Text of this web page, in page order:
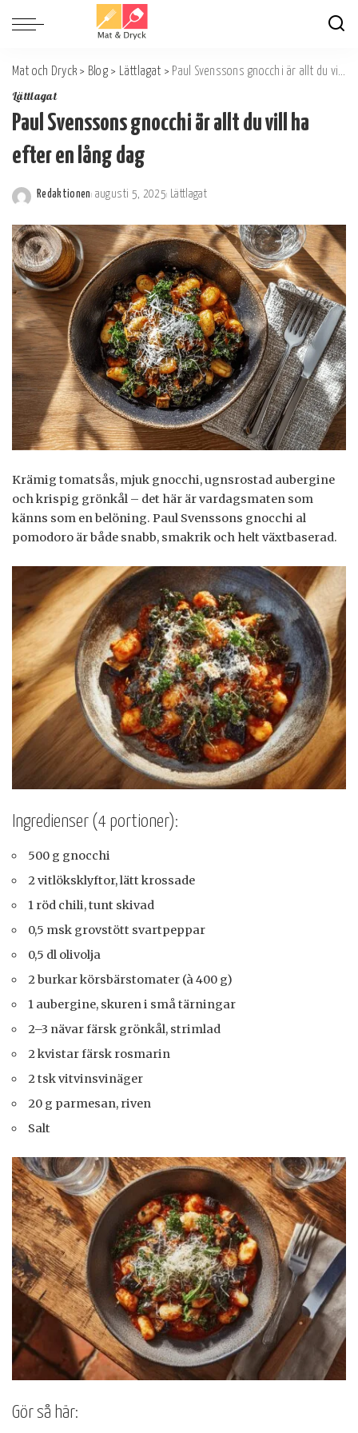
Mat och Dryck > Blog> Lättlagat > Paul Svenssons gnocchi är allt du vill ha efter en lång dag
Lättlagat
Paul Svenssons gnocchi är allt du vill ha
efter en lång dag
av
Redaktionen augusti 5, 2025 Lättlagat
Krämig tomatsås, mjuk gnocchi, ugnsrostad aubergine
och krispig grönkål – det här är vardagsmaten som
känns som en belöning. Paul Svenssons gnocchi al
pomodoro är både snabb, smakrik och helt växtbaserad.
Ingredienser (4 portioner):
500 g gnocchi
2 vitlöksklyftor, lätt krossade
1 röd chili, tunt skivad
0,5 msk grovstött svartpeppar
0,5 dl olivolja
2 burkar körsbärstomater (à 400 g)
1 aubergine, skuren i små tärningar
2–3 nävar färsk grönkål, strimlad
2 kvistar färsk rosmarin
2 tsk vitvinsvinäger
20 g parmesan, riven
Salt
Gör så här: